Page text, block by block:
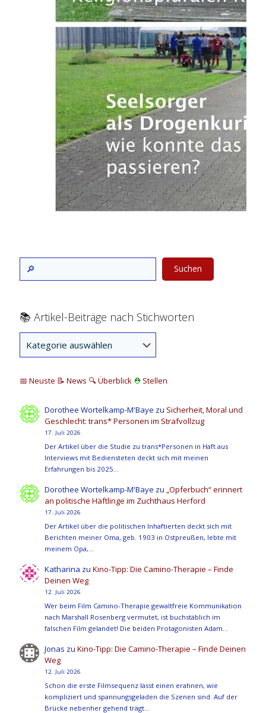
Suchen
📚 Artikel-Beiträge nach Stichworten
📅 Neuste 📝 News 🔍 Überblick ⛑ Stellen
Dorothee Wortelkamp-M'Baye zu Sicherheit, Moral und
Geschlecht: trans* Personen im Strafvollzug
17. Juli 2026
Der Artikel über die Studie zu trans*Personen in Haft aus
Interviews mit Bediensteten deckt sich mit meinen
Erfahrungen bis 2025…
Dorothee Wortelkamp-M'Baye zu „Opferbuch“ erinnert
an politische Häftlinge im Zuchthaus Herford
17. Juli 2026
Der Artikel über die politischen Inhaftierten deckt sich mit
Berichten meiner Oma, geb. 1903 in Ostpreußen, lebte mit
meinem Opa,…
Katharina zuKino-Tipp: Die Camino-Therapie – Finde
Deinen Weg
12. Juli 2026
Wer beim Film Camino-Therapie gewaltfreie Kommunikation
nach Marshall Rosenberg vermutet, ist buchstäblich im
falschen Film gelandet! Die beiden Protagonisten Adam…
Jonas zuKino-Tipp: Die Camino-Therapie – Finde Deinen
Weg
12. Juli 2026
Schon die erste Filmsequenz lässt einen erahnen, wie
kompliziert und spannungsgeladen die Szenen sind. Auf der
Brücke nebenher gehend trägt…